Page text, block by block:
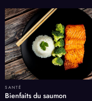
SANTÉ
Bienfaits du saumon